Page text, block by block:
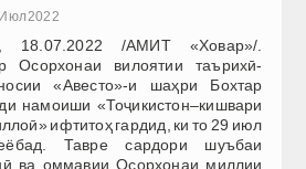
2022
18.07.2022 /АМИТ «Ховар»/.
Осорхонаи вилоятии таърихӣ-
«Авесто»-и шаҳри Бохтар
намоиши «Тоҷикистон–кишвари
ифтитоҳ гардид, ки то 29 июл
Тавре сардори шуъбаи
ва оммавии Осорхонаи миллии